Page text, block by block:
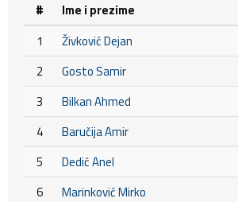
# Ime i prezime
1
Živković Dejan
2
Gosto Samir
3
Bilkan Ahmed
4
Baručija Amir
5
Dedić Anel
6
Marinković Mirko